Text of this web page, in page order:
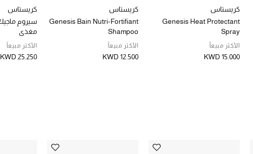
كريستاس
Genesis Heat Protectant
Spray
الأكثر مبيعاً
KWD 15.000
كريستاس
Genesis Bain Nutri-Fortifiant
Shampoo
الأكثر مبيعاً
KWD 12.500
كريستاس
مغذي
الأكثر مبيعاً
KWD 25.250